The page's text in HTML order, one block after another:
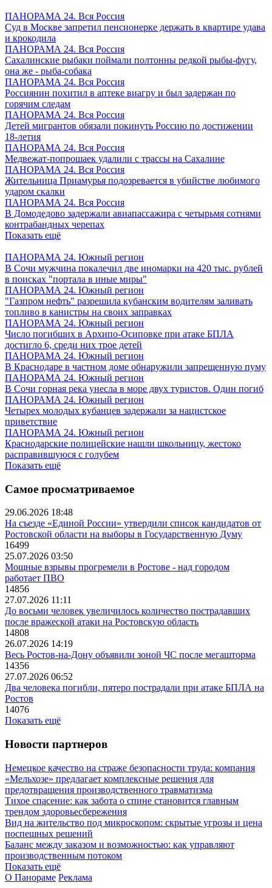
ПАНОРАМА 24. Вся Россия
Суд в Москве запретил пенсионерке держать в квартире удава
и крокодила
ПАНОРАМА 24. Вся Россия
Сахалинские рыбаки поймали полтонны редкой рыбы-фугу,
она же - рыба-собака
ПАНОРАМА 24. Вся Россия
Россиянин похитил в аптеке виагру и был задержан по
горячим следам
ПАНОРАМА 24. Вся Россия
Детей мигрантов обязали покинуть Россию по достижении
18-летия
ПАНОРАМА 24. Вся Россия
Медвежат-попрошаек удалили с трассы на Сахалине
ПАНОРАМА 24. Вся Россия
Жительница Приамурья подозревается в убийстве любимого
ударом скалки
ПАНОРАМА 24. Вся Россия
В Домодедово задержали авиапассажира с четырьмя сотнями
контрабандных черепах
Показать ещё
ПАНОРАМА 24. Южный регион
В Сочи мужчина покалечил две иномарки на 420 тыс. рублей
в поисках "портала в иные миры"
ПАНОРАМА 24. Южный регион
"Газпром нефть" разрешила кубанским водителям заливать
топливо в канистры на своих заправках
ПАНОРАМА 24. Южный регион
Число погибших в Архипо-Осиповке при атаке БПЛА
достигло 6, среди них трое детей
ПАНОРАМА 24. Южный регион
В Краснодаре в частном доме обнаружили запрещенную пуму
ПАНОРАМА 24. Южный регион
В Сочи горная река унесла в море двух туристов. Один погиб
ПАНОРАМА 24. Южный регион
Четырех молодых кубанцев задержали за нацистское
приветствие
ПАНОРАМА 24. Южный регион
Краснодарские полицейские нашли школьницу, жестоко
расправившуюся с голубем
Показать ещё
Самое просматриваемое
29.06.2026 18:48
На съезде «Единой России» утвердили список кандидатов от
Ростовской области на выборы в Государственную Думу
16499
25.07.2026 03:50
Мощные взрывы прогремели в Ростове - над городом
работает ПВО
14856
27.07.2026 11:11
До восьми человек увеличилось количество пострадавших
после вражеской атаки на Ростовскую область
14808
26.07.2026 14:19
Весь Ростов-на-Дону объявили зоной ЧС после мегашторма
14356
27.07.2026 06:52
Два человека погибли, пятеро пострадали при атаке БПЛА на
Ростов
14076
Показать ещё
Новости партнеров
Немецкое качество на страже безопасности труда: компания
«Мельхозе» предлагает комплексные решения для
предотвращения производственного травматизма
Тихое спасение: как забота о спине становится главным
трендом здоровьесбережения
Вид на жительство под микроскопом: скрытые угрозы и цена
поспешных решений
Баланс между заказом и возможностью: как управляют
производственным потоком
Показать ещё
О Панораме Реклама